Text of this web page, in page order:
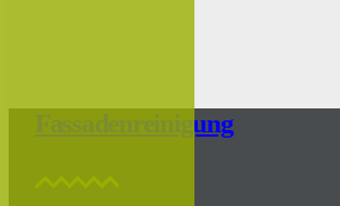
Fassadenreinigung